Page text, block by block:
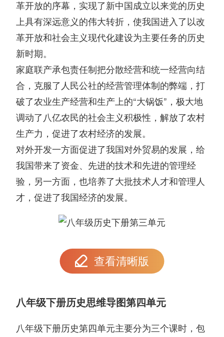
革开放的序幕，实现了新中国成立以来党的历史
上具有深远意义的伟大转折，使我国进入了以改
革开放和社会主义现代化建设为主要任务的历史
新时期。
家庭联产承包责任制把分散经营和统一经营向结
合，克服了人民公社的经营管理体制的弊端，打
破了农业生产经营和生产上的“大锅饭”，极大地
调动了八亿农民的社会主义积极性，解放了农村
生产力，促进了农村经济的发展。
对外开发一方面促进了我国对外贸易的发展，给
我国带来了资金、先进的技术和先进的管理经
验，另一方面，也培养了大批技术人才和管理人
才，促进了我国经济的发展。
查看清晰版
八年级下册历史思维导图第四单元
八年级下册历史第四单元主要分为三个课时，包